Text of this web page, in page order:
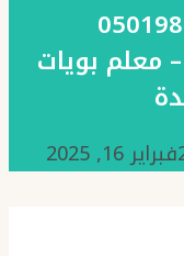
ت: 0501986384
معلم بويات
فبراير 16, 2025